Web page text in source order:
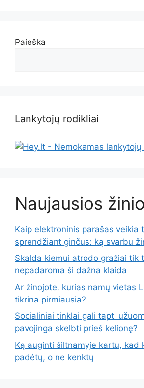
Paieška
Lankytojų rodikliai
Naujausios
Kaip elektroninis parašas veikia
sprendžiant ginčus: ką svarbu
Skalda kiemui atrodo gražiai tik
nepadaroma ši dažna klaida
Ar žinojote, kurias namų vietas
tikrina pirmiausia?
Socialiniai tinklai gali tapti
pavojinga skelbti prieš kelionę?
Ką auginti šiltnamyje kartu, kad
padėtų, o ne kenktų